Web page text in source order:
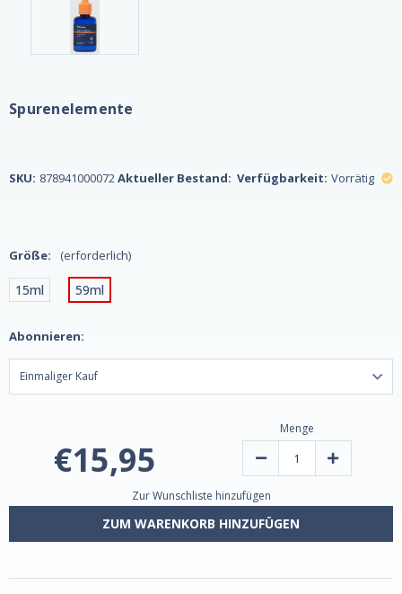
Spurenelemente
SKU: 878941000072Aktueller Bestand: Verfügbarkeit: Vorrätig
Größe: (erforderlich)
15ml 59ml
Abonnieren:
€15,95
Menge
Verringern
Menge
von
ConcenTrace®
Mineral
Drops
Minerals
Erhöhen
der
Drops
Minerals
Zur Wunschliste hinzufügen
ZUM WARENKORB HINZUFÜGEN